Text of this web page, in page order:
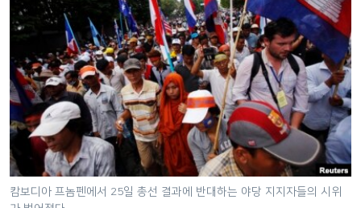
이
동
메
인
비
주파수 안내
FOLLOW US
언어 선택
캄보디아 프놈펜에서 25일 총선 결과에 반대하는 야당 지지자들의 시위